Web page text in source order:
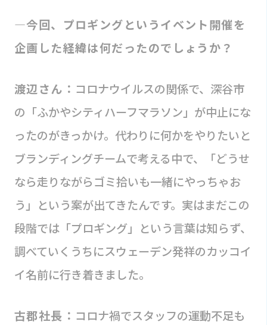
―今回、プロギングというイベント開催を
企画した経緯は何だったのでしょうか？
渡辺さん： コロナウイルスの関係で、深谷市
の「ふかやシティハーフマラソン」が中止にな
ったのがきっかけ。代わりに何かをやりたいと
ブランディングチームで考える中で、「どうせ
なら走りながらゴミ拾いも一緒にやっちゃお
う」という案が出てきたんです。実はまだこの
段階では「プロギング」という言葉は知らず、
調べていくうちにスウェーデン発祥のカッコイ
イ名前に行き着きました。
古郡社長： コロナ禍でスタッフの運動不足も